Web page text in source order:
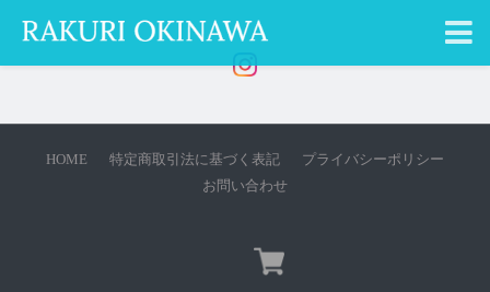
HOME 特定商取引法に基づく表記
プライバシーポリシー
お問い合わせ